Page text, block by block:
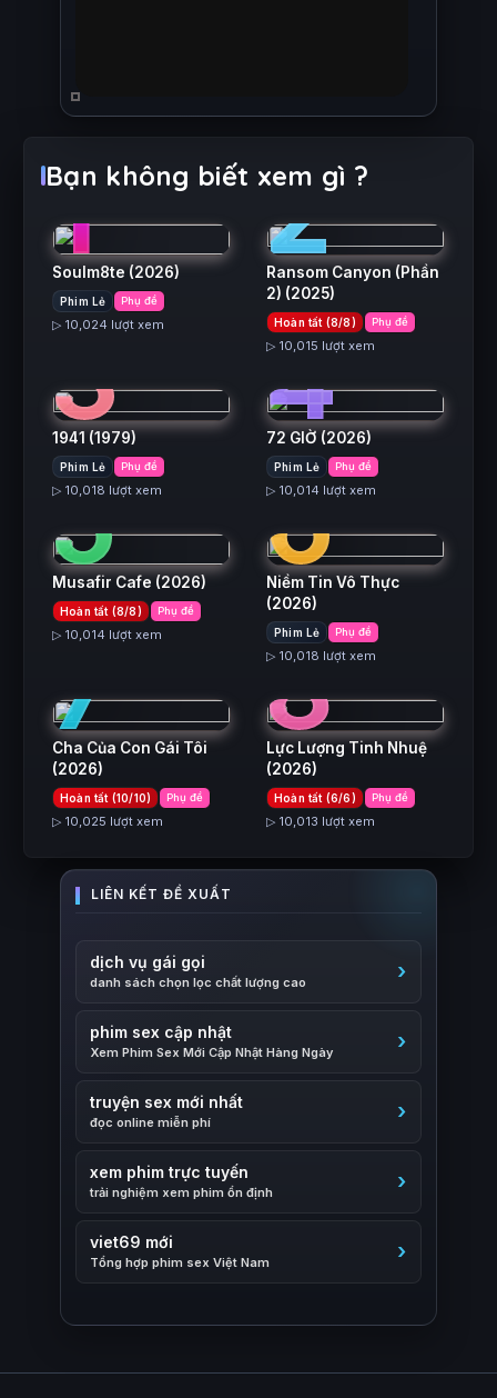
Bạn không biết xem gì ?
1
Soulm8te (2026)
Phim Lẻ Phụ đề
▷ 10,024 lượt xem
2
Ransom Canyon (Phần
2) (2025)
Hoàn tất (8/8) Phụ đề
▷ 10,015 lượt xem
3
1941 (1979)
Phim Lẻ Phụ đề
▷ 10,018 lượt xem
4
72 GIỜ (2026)
Phim Lẻ Phụ đề
▷ 10,014 lượt xem
5
Musafir Cafe (2026)
Hoàn tất (8/8) Phụ đề
▷ 10,014 lượt xem
6
Niềm Tin Vô Thực
(2026)
Phim Lẻ Phụ đề
▷ 10,018 lượt xem
7
Cha Của Con Gái Tôi
(2026)
Hoàn tất (10/10) Phụ đề
▷ 10,025 lượt xem
8
Lực Lượng Tinh Nhuệ
(2026)
Hoàn tất (6/6) Phụ đề
▷ 10,013 lượt xem
dịch vụ gái gọi
danh sách chọn lọc chất lượng cao
phim sex cập nhật
Xem Phim Sex Mới Cập Nhật Hàng Ngày
truyện sex mới nhất
đọc online miễn phí
xem phim trực tuyến
trải nghiệm xem phim ổn định
viet69 mới
Tổng hợp phim sex Việt Nam